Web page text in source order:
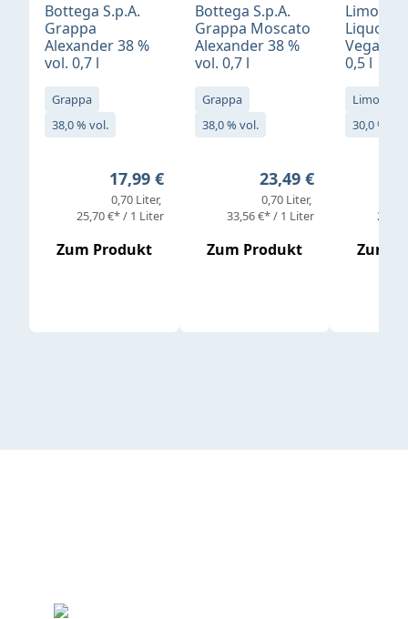
Bottega S.p.A.
Grappa
Alexander 38 %
vol. 0,7 l
Grappa
38,0 % vol.
Regulärer Preis:
17,99 €
0,70 Liter
25,70 €* / 1 Liter
Zum Produkt
Bottega S.p.A.
Grappa Moscato
Alexander 38 %
vol. 0,7 l
Grappa
38,0 % vol.
Regulärer Preis:
23,49 €
0,70 Liter
33,56 €* / 1 Liter
Zum Produkt
Liquore
Vegan
0,5 l
30,0 % vol.
Zum